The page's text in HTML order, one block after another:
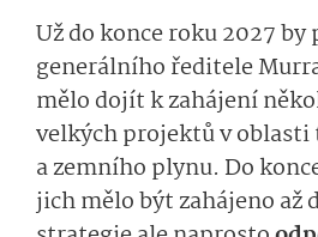
Už do konce roku 2027
generálního ředitele
mělo dojít k zahájení
velkých projektů v oblasti
a zemního plynu. Do
jich mělo být zahájeno až